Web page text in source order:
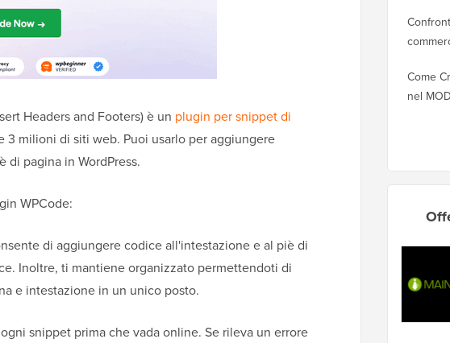
Headers and Footers) è un plugin per snippet di
3 milioni di siti web. Puoi usarlo per aggiungere
pagina in WordPress.
WPCode:
di aggiungere codice all'intestazione e al piè di
Inoltre, ti mantiene organizzato permettendoti di
e intestazione in un unico posto.
snippet prima che vada online. Se rileva un errore
Come
nel